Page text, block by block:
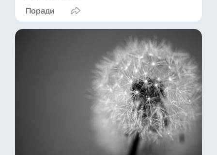
Поради